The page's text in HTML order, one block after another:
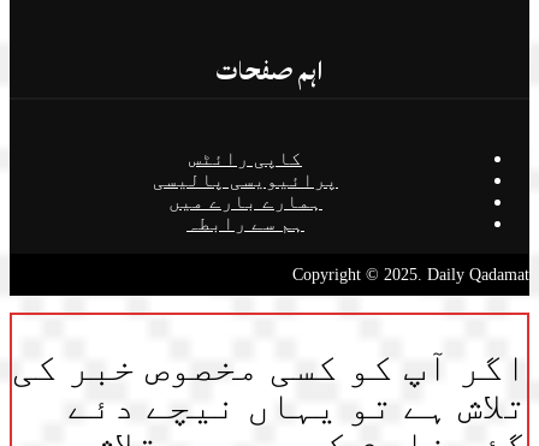
اہم صفحات
کاپی رائٹس
پرائیویسی پالیسی
ہمارے بارے میں
ہم سے رابطہ
Copyright © 2025. Daily Qadamat
اگر آپ کو کسی مخصوص خبر کی
تلاش ہے تو یہاں نیچے دئے